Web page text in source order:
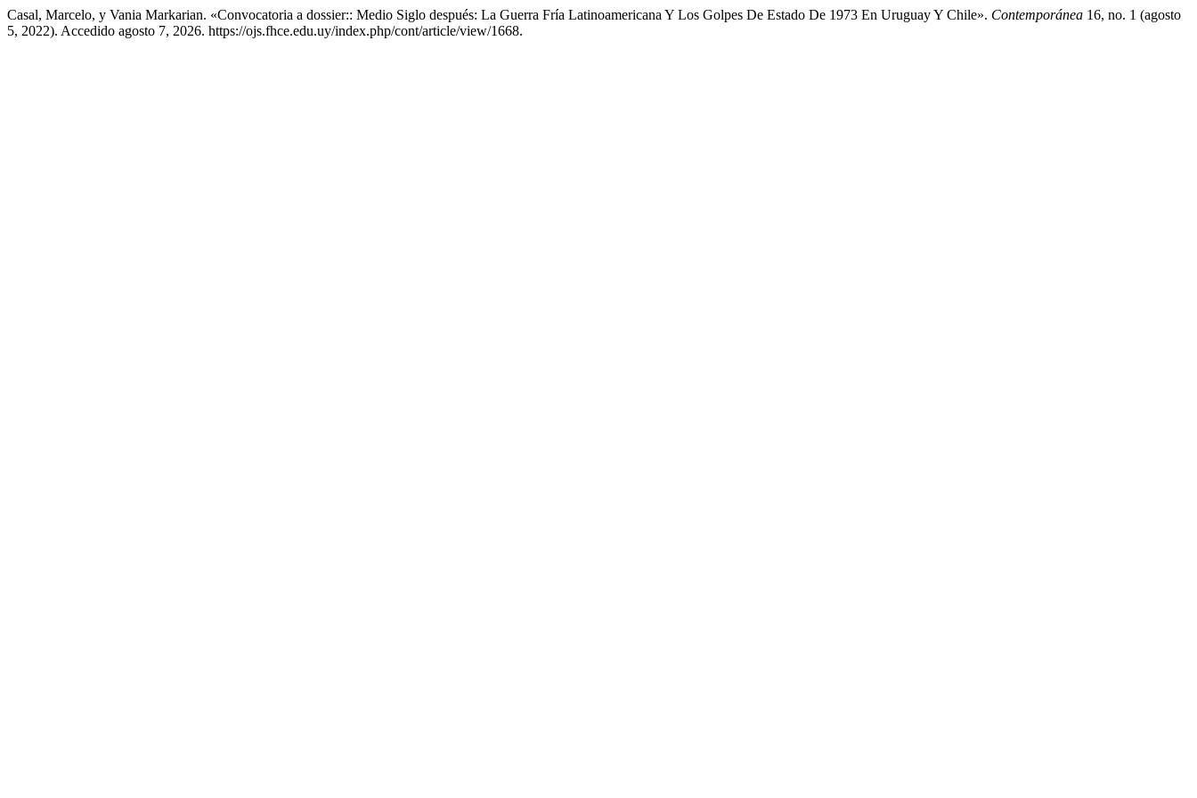
Casal, Marcelo, y Vania Markarian. «Convocatoria a dossier:: Medio Siglo después: La Guerra Fría Latinoamericana Y Los Golpes De Estado De 1973 En Uruguay Y Chile». Contemporánea 16, no. 1 (agosto
5, 2022). Accedido agosto 7, 2026. https://ojs.fhce.edu.uy/index.php/cont/article/view/1668.